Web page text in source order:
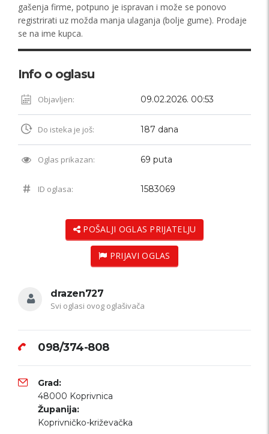
gašenja firme, potpuno je ispravan i može se ponovo
registrirati uz možda manja ulaganja (bolje gume). Prodaje
se na ime kupca.
Info o oglasu
Objavljen: 09.02.2026. 00:53
Do isteka je još: 187 dana
Oglas prikazan: 69 puta
ID oglasa: 1583069
POŠALJI OGLAS PRIJATELJU
PRIJAVI OGLAS
drazen727
Svi oglasi ovog oglašivača
098/374-808
Grad:
48000 Koprivnica
Županija:
Koprivničko-križevačka